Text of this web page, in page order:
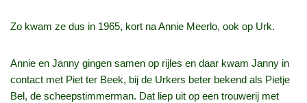
Zo kwam ze dus in 1965, kort na Annie Meerlo, ook op Urk.
Annie en Janny gingen samen op rijles en daar kwam Janny in
contact met Piet ter Beek, bij de Urkers beter bekend als Pietje
Bel, de scheepstimmerman. Dat liep uit op een trouwerij met